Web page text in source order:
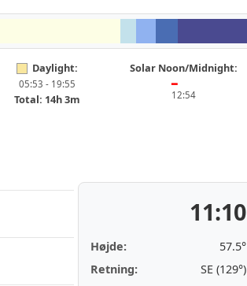
Daylight:
05:53 - 19:55
Total: 14h 3m
Solar Noon/Midnight:
━
12:54
11:10
Højde:
57.5°
Retning:
SE (129°)